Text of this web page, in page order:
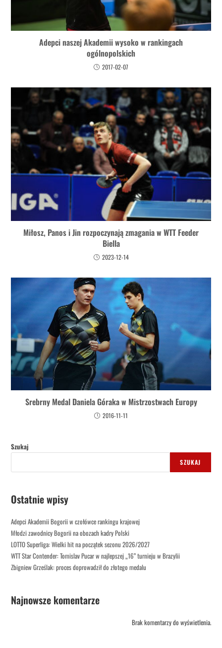
Adepci naszej Akademii wysoko w rankingach
ogólnopolskich
2017-02-07
Miłosz, Panos i Jin rozpoczynają zmagania w WTT Feeder
Biella
2023-12-14
Srebrny Medal Daniela Góraka w Mistrzostwach Europy
2016-11-11
Szukaj
SZUKAJ
Ostatnie wpisy
Adepci Akademii Bogorii w czołówce rankingu krajowej
Młodzi zawodnicy Bogorii na obozach kadry Polski
LOTTO Superliga: Wielki hit na początek sezonu 2026/2027
WTT Star Contender: Tomislav Pucar w najlepszej „16” turnieju w Brazylii
Zbigniew Grześlak: proces doprowadził do złotego medalu
Najnowsze komentarze
Brak komentarzy do wyświetlenia.